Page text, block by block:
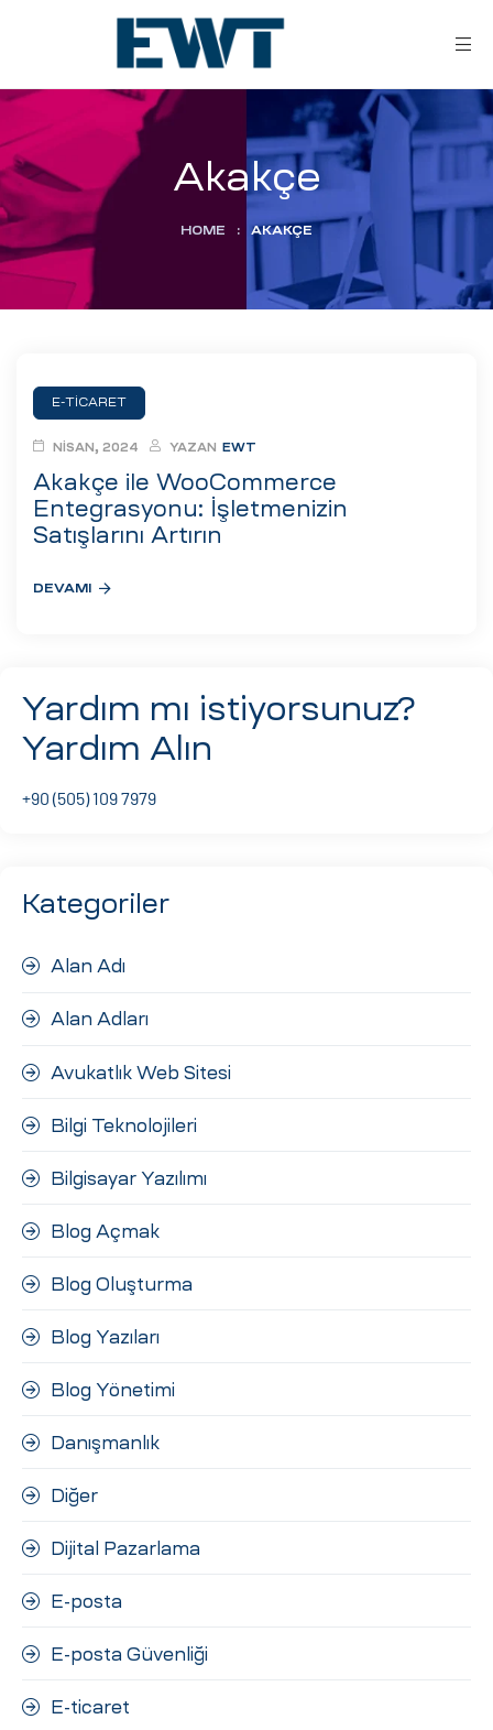
Aday
Akakçe
HOME : AKAKÇE
E-TICARET
Akakçe ile WooCommerce
Entegrasyonu: İşletmenizin
Satışlarını Artırın
NISAN, 2024 YAZAN EWT
DEVAMI
Yardım mı istiyorsunuz?
Yardım Alın
+90 (505) 109 7979
Kategoriler
Alan Adı
Alan Adları
Avukatlık Web Sitesi
Bilgi Teknolojileri
Bilgisayar Yazılımı
Blog Açmak
Blog Oluşturma
Blog Yazıları
Blog Yönetimi
Danışmanlık
Diğer
Dijital Pazarlama
E-posta
E-posta Güvenliği
E-ticaret